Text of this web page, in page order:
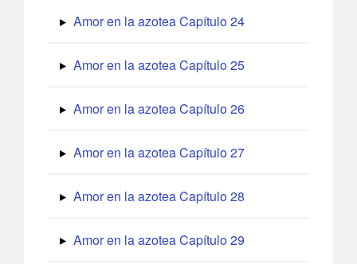
Amor en la azotea Capítulo 24
Amor en la azotea Capítulo 25
Amor en la azotea Capítulo 26
Amor en la azotea Capítulo 27
Amor en la azotea Capítulo 28
Amor en la azotea Capítulo 29